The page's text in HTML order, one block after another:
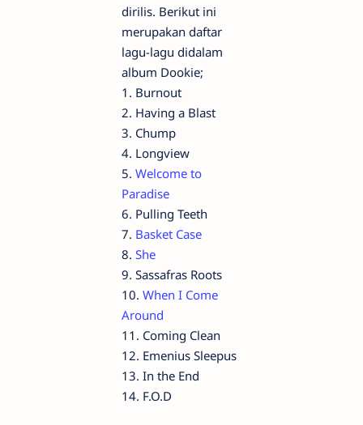
dirilis. Berikut ini
merupakan daftar
lagu-lagu didalam
album Dookie;
1. Burnout
2. Having a Blast
3. Chump
4. Longview
5. Welcome to
Paradise
6. Pulling Teeth
7. Basket Case
8. She
9. Sassafras Roots
10. When I Come
Around
11. Coming Clean
12. Emenius Sleepus
13. In the End
14. F.O.D